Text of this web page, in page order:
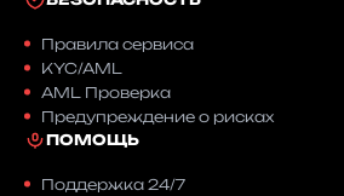
Правила сервиса
KYC/AML
AML Проверка
Предупреждение о рисках
ПОМОЩЬ
Поддержка 24/7